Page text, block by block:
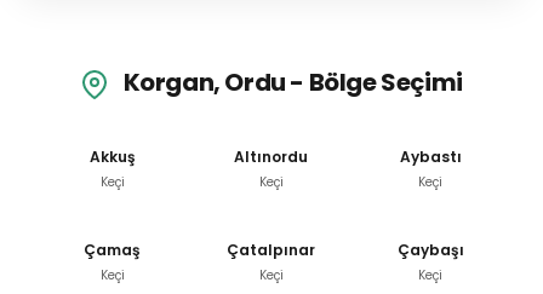
Korgan, Ordu - Bölge Seçimi
Akkuş
Keçi
Altınordu
Keçi
Aybastı
Keçi
Çamaş
Keçi
Çatalpınar
Keçi
Çaybaşı
Keçi